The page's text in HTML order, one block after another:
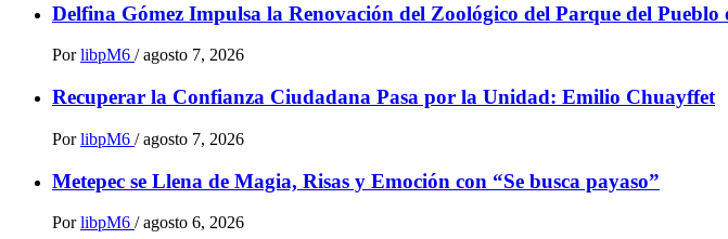
Delfina Gómez Impulsa la Renovación del Zoológico del Parque del Pueblo
Por libpM6 / agosto 7, 2026
Recuperar la Confianza Ciudadana Pasa por la Unidad: Emilio Chuayffet
Por libpM6 / agosto 7, 2026
Metepec se Llena de Magia, Risas y Emoción con “Se busca payaso”
Por libpM6 / agosto 6, 2026